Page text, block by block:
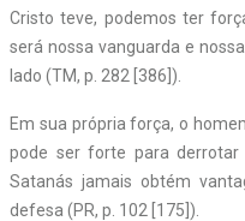
Cristo teve, podemos ter
será nossa vanguarda e
lado (TM, p. 282 [386]).
Em sua própria força, o
pode ser forte para
Satanás jamais obtém
defesa (PR, p. 102 [175]).